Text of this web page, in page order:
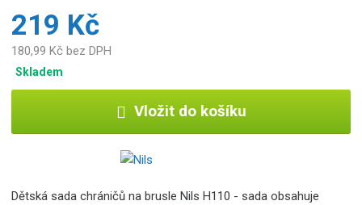
219 Kč
180,99 Kč bez DPH
Skladem
Vložit do košíku
Dětská sada chráničů na brusle Nils H110 - sada obsahuje